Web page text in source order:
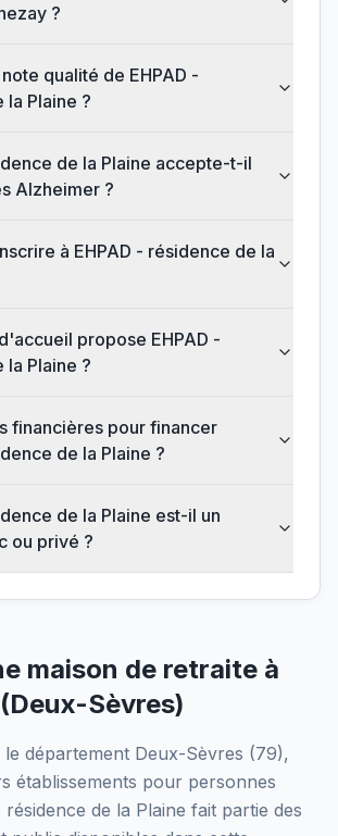
?
qualité de EHPAD -
la Plaine ?
de la Plaine accepte-t-il
Alzheimer ?
à EHPAD - résidence de la
propose EHPAD -
la Plaine ?
financières pour financer
de la Plaine ?
de la Plaine est-il un
ou privé ?
maison de retraite à
(Deux-Sèvres)
le département Deux-Sèvres (79),
établissements pour personnes
résidence de la Plaine fait partie des